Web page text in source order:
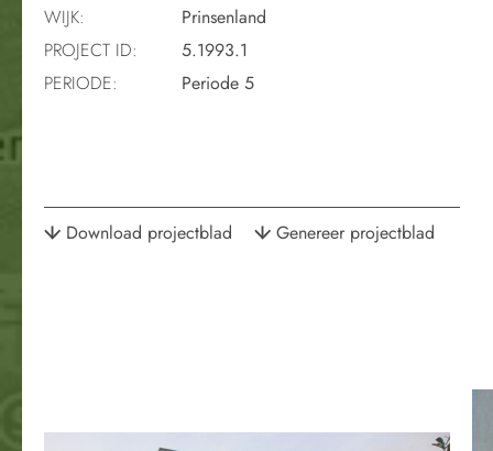
WIJK:
Prinsenland
PROJECT ID:
5.1993.1
PERIODE:
Periode 5
Download projectblad Genereer projectblad